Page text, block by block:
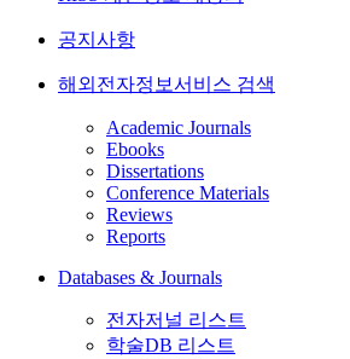
공지사항
해외전자정보서비스 검색
Academic Journals
Ebooks
Dissertations
Conference Materials
Reviews
Reports
Databases & Journals
전자저널 리스트
학술DB 리스트